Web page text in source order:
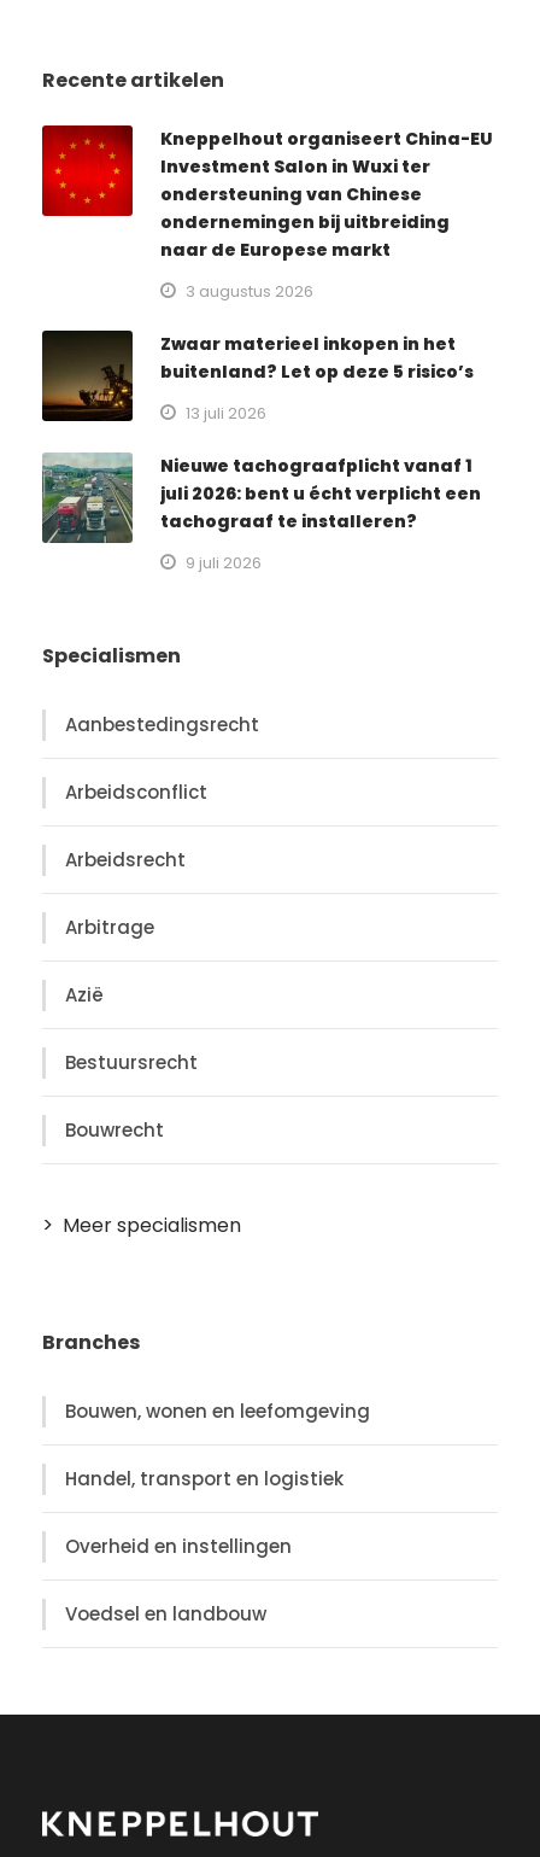
Recente artikelen
Kneppelhout organiseert China-EU
Investment Salon in Wuxi ter
ondersteuning van Chinese
ondernemingen bij uitbreiding
naar de Europese markt
3 augustus 2026
Zwaar materieel inkopen in het
buitenland? Let op deze 5 risico’s
13 juli 2026
Nieuwe tachograafplicht vanaf 1
juli 2026: bent u écht verplicht een
tachograaf te installeren?
9 juli 2026
Specialismen
Aanbestedingsrecht
Arbeidsconflict
Arbeidsrecht
Arbitrage
Azië
Bestuursrecht
Bouwrecht
Meer specialismen
Branches
Bouwen, wonen en leefomgeving
Handel, transport en logistiek
Overheid en instellingen
Voedsel en landbouw